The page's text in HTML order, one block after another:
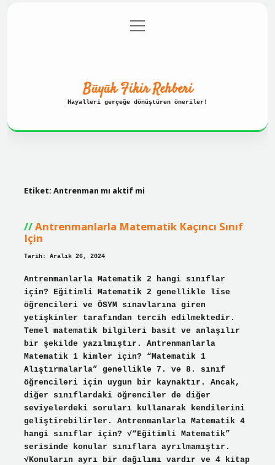
Gizlilik Politikası
menüyü
aç
Büyük Fikir Rehberi
Hayalleri gerçeğe dönüştüren öneriler!
Etiket: Antrenman mı aktif mi
Antrenmanlarla Matematik Kaçıncı Sınıf
Için
Tarih: Aralık 26, 2024
Antrenmanlarla Matematik 2 hangi sınıflar
için? Eğitimli Matematik 2 genellikle lise
öğrencileri ve ÖSYM sınavlarına giren
yetişkinler tarafından tercih edilmektedir.
Temel matematik bilgileri basit ve anlaşılır
bir şekilde yazılmıştır. Antrenmanlarla
Matematik 1 kimler için? “Matematik 1
Alıştırmalarla” genellikle 7. ve 8. sınıf
öğrencileri için uygun bir kaynaktır. Ancak,
diğer sınıflardaki öğrenciler de diğer
seviyelerdeki soruları kullanarak kendilerini
geliştirebilirler. Antrenmanlarla Matematik 4
hangi sınıflar için? √“Eğitimli Matematik”
serisinde konular sınıflara ayrılmamıştır.
√Konuların ayrı bir dağılımı vardır ve 4 kitap